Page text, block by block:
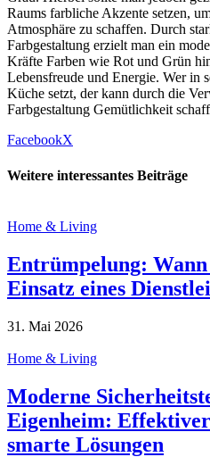
Raums farbliche Akzente setzen,
Atmosphäre zu schaffen. Durch
Farbgestaltung erzielt man ein
Kräfte Farben wie Rot und Grün
Lebensfreude und Energie. Wer in
Küche setzt, der kann durch die
Farbgestaltung Gemütlichkeit
FacebookX
Weitere interessantes Beiträge
Home & Living
Entrümpelung:
Einsatz eines
31. Mai 2026
Home & Living
Moderne
Eigenheim:
smarte Lösungen